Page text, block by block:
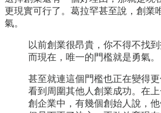
更現實可行了。葛拉罕甚至說，創業
氣。
以前創業很昂貴，你不得不找到
而現在，唯一的門檻就是勇氣。
甚至就連這個門檻也正在變得
看到周圍其他人創業成功。在
創企業中，有幾個創始人說，他